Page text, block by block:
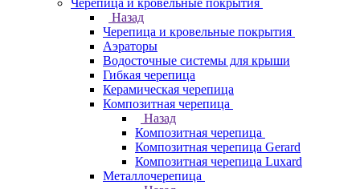
Черепица и кровельные покрытия
Назад
Черепица и кровельные покрытия
Аэраторы
Водосточные системы для крыши
Гибкая черепица
Керамическая черепица
Композитная черепица
Назад
Композитная черепица
Композитная черепица Gerard
Композитная черепица Luxard
Металлочерепица